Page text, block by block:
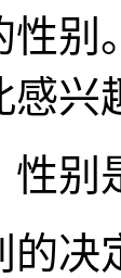
性别
感兴
别
定